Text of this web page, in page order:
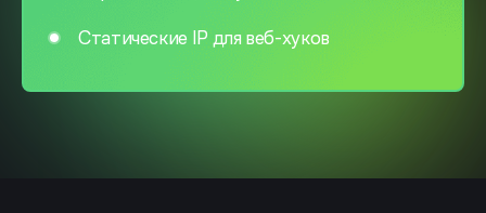
Статические IP для веб-хуков